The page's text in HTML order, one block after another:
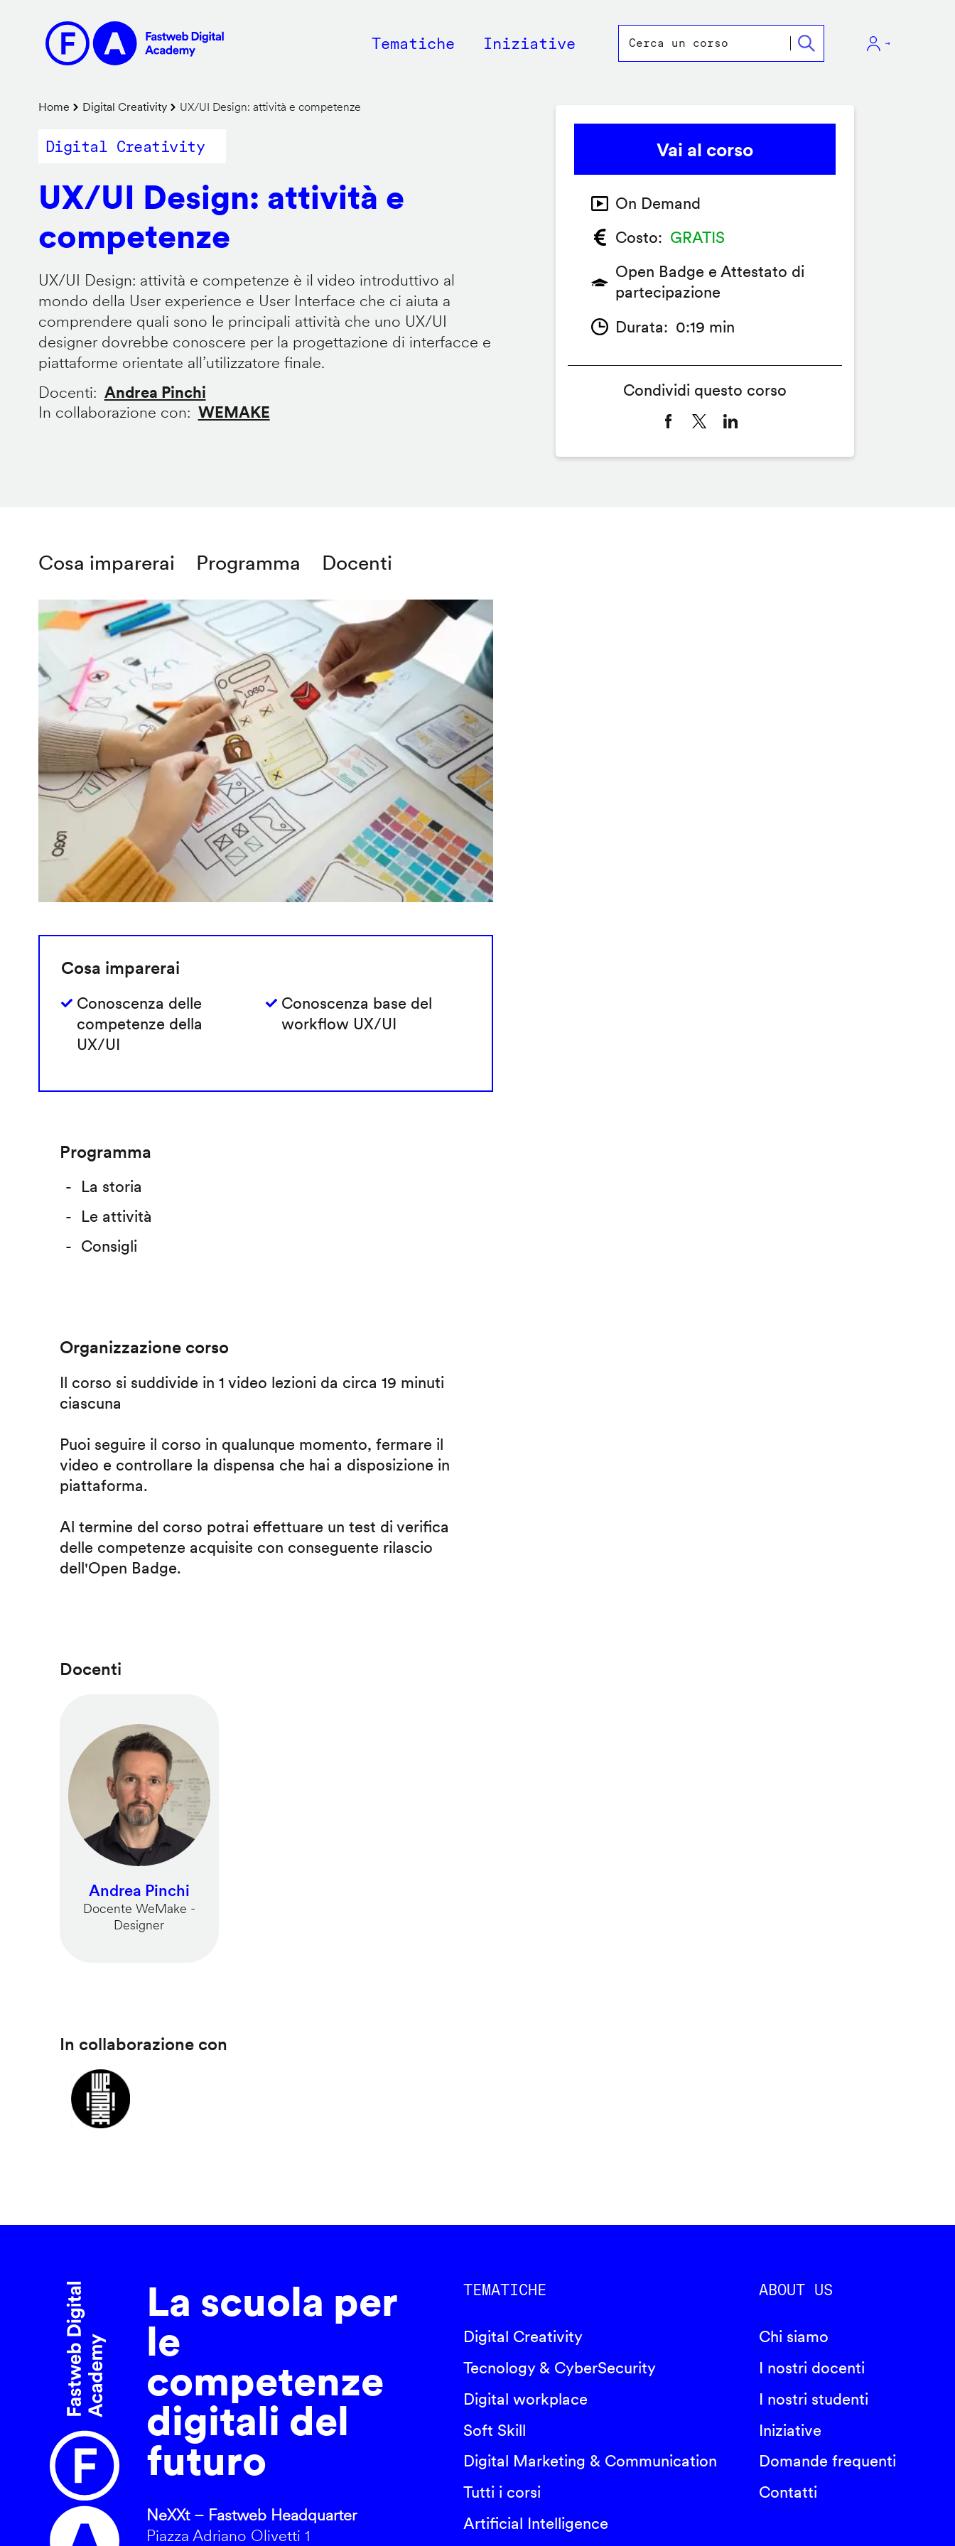
contenuto
principale
Main
Tematiche Iniziative
Briciole
di
Home Digital Creativity UX/UI Design: attività e competenze
Digital Creativity
UX/UI Design: attività e
competenze
UX/UI Design: attività e competenze è il video introduttivo al
mondo della User experience e User Interface che ci aiuta a
comprendere quali sono le principali attività che uno UX/UI
designer dovrebbe conoscere per la progettazione di interfacce e
piattaforme orientate all’utilizzatore finale.
Docenti
Andrea Pinchi
In collaborazione con
WEMAKE
Cosa imparerai Programma Docenti
Cosa imparerai
Conoscenza delle
competenze della
UX/UI
Conoscenza base del
workflow UX/UI
Programma
La storia
Le attività
Consigli
Organizzazione corso
Il corso si suddivide in 1 video lezioni da circa 19 minuti
ciascuna
Puoi seguire il corso in qualunque momento, fermare il
video e controllare la dispensa che hai a disposizione in
piattaforma.
Al termine del corso potrai effettuare un test di verifica
delle competenze acquisite con conseguente rilascio
dell'Open Badge.
Docenti
Andrea Pinchi
Docente WeMake -
Designer
In collaborazione con
Vai al corso
On Demand
Costo
GRATIS
Open Badge e Attestato di
partecipazione
Durata
0:19 min
Condividi questo corso
La scuola per
le
competenze
digitali del
futuro
NeXXt – Fastweb Headquarter
Piazza Adriano Olivetti 1
TEMATICHE
Digital Creativity
Tecnology & CyberSecurity
Digital workplace
Soft Skill
Digital Marketing & Communication
Tutti i corsi
Artificial Intelligence
ABOUT US
Chi siamo
I nostri docenti
I nostri studenti
Iniziative
Domande frequenti
Contatti